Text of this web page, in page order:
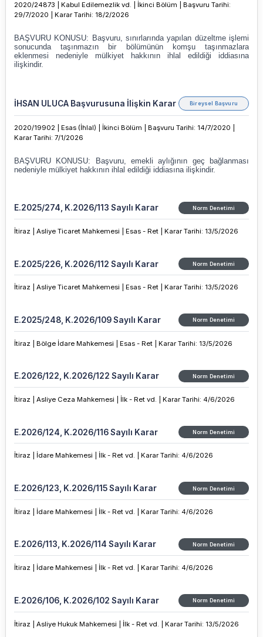
2020/24873 | Kabul Edilemezlik vd. | İkinci Bölüm | Başvuru Tarihi:
29/7/2020 | Karar Tarihi: 18/2/2026
İHSAN ULUCA Başvurusuna İlişkin Karar Bireysel Başvuru
2020/19902 | Esas (İhlal) | İkinci Bölüm | Başvuru Tarihi: 14/7/2020 |
Karar Tarihi: 7/1/2026
E.2025/274, K.2026/113 Sayılı Karar Norm Denetimi
İtiraz | Asliye Ticaret Mahkemesi | Esas - Ret | Karar Tarihi: 13/5/2026
E.2025/226, K.2026/112 Sayılı Karar Norm Denetimi
İtiraz | Asliye Ticaret Mahkemesi | Esas - Ret | Karar Tarihi: 13/5/2026
E.2025/248, K.2026/109 Sayılı Karar Norm Denetimi
İtiraz | Bölge İdare Mahkemesi | Esas - Ret | Karar Tarihi: 13/5/2026
E.2026/122, K.2026/122 Sayılı Karar Norm Denetimi
İtiraz | Asliye Ceza Mahkemesi | İlk - Ret vd. | Karar Tarihi: 4/6/2026
E.2026/124, K.2026/116 Sayılı Karar Norm Denetimi
İtiraz | İdare Mahkemesi | İlk - Ret vd. | Karar Tarihi: 4/6/2026
E.2026/123, K.2026/115 Sayılı Karar Norm Denetimi
İtiraz | İdare Mahkemesi | İlk - Ret vd. | Karar Tarihi: 4/6/2026
E.2026/113, K.2026/114 Sayılı Karar Norm Denetimi
İtiraz | İdare Mahkemesi | İlk - Ret vd. | Karar Tarihi: 4/6/2026
E.2026/106, K.2026/102 Sayılı Karar Norm Denetimi
İtiraz | Asliye Hukuk Mahkemesi | İlk - Ret vd. | Karar Tarihi: 13/5/2026